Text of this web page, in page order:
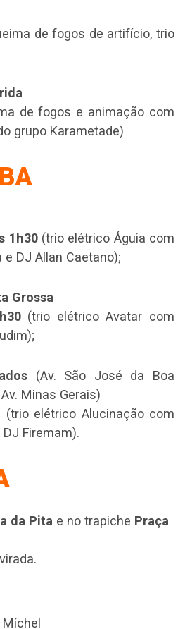
de fogos de artifício, trio
de fogos e animação com
grupo Karametade)
1h30(trio elétrico Águia com
e DJ Allan Caetano);
Grossa
(trio elétrico Avatar com
(Av. São José da Boa
Minas Gerais)
(trio elétrico Alucinação com
Firemam).
da Pita e no trapiche Praça